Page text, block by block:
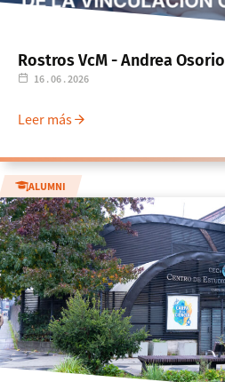
16 . 06 . 2026
Rostros VcM - Andrea Osorio
Leer más
ALUMNI